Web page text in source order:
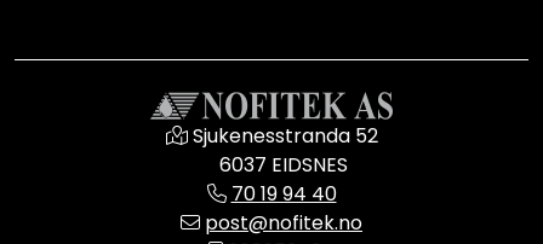
Sjukenesstranda 52
6037 EIDSNES
70 19 94 40
post@nofitek.no